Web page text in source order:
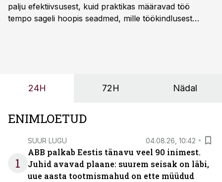
palju efektiivsusest, kuid praktikas määravad töö
tempo sageli hoopis seadmed, mille töökindlusest
24H 72H Nädal
ENIMLOETUD
1
SUUR LUGU 04.08.26, 10:42
ABB palkab Eestis tänavu veel 90 inimest.
Juhid avavad plaane: suurem seisak on läbi,
uue aasta tootmismahud on ette müüdud